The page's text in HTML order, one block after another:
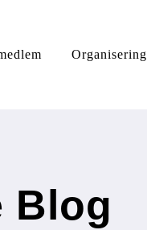
Organisering
Blog